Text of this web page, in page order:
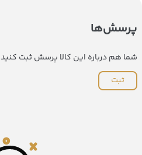
پرسش‌ها
شما هم درباره این کالا پرسش ثبت کنید
ثبت